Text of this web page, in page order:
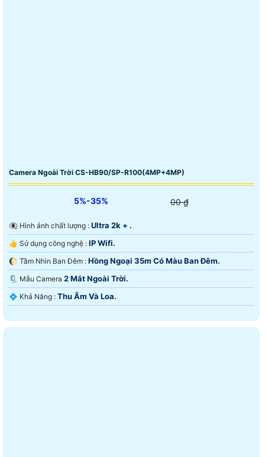
Camera Ngoài Trời CS-HB90/SP-R100(4MP+4MP)
5%-35% 00 ₫
👁️‍🗨 Hình ảnh chất lượng : Ultra 2k + .
👍 Sử dụng công nghệ : IP Wifi.
🌔 Tầm Nhìn Ban Đêm : Hồng Ngoại 35m Có Màu Ban Ðêm.
🗜️ Mẫu Camera 2 Mắt Ngoài Trời.
️💠 Khả Năng : Thu Âm Và Loa.